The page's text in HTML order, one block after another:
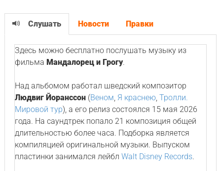
Слушать Новости Правки
Здесь можно бесплатно послушать музыку из
фильма Мандалорец и Грогу.
Над альбомом работал шведский композитор
Людвиг Йоранссон(Веном, Я краснею, Тролли.
Мировой тур), а его релиз состоялся 15 мая 2026
года. На саундтрек попало 21 композиция общей
длительностью более часа. Подборка является
компиляцией оригинальной музыки. Выпуском
пластинки занимался лейбл Walt Disney Records.